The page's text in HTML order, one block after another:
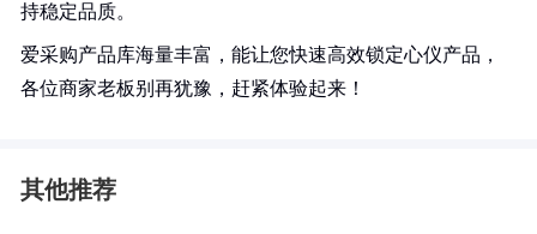
持稳定品质。
爱采购产品库海量丰富，能让您快速高效锁定心仪产品，
各位商家老板别再犹豫，赶紧体验起来！
其他推荐